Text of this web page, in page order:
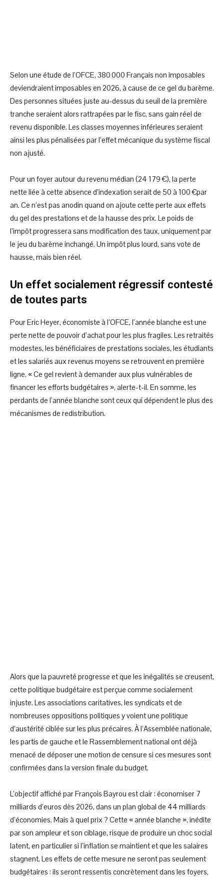
Selon une étude de l’OFCE, 380 000 Français non imposables
deviendraient imposables en 2026, à cause de ce gel du barème.
Des personnes situées juste au-dessus du seuil de la première
tranche seraient alors rattrapées par le fisc, sans gain réel de
revenu disponible. Les classes moyennes inférieures seraient
ainsi les plus pénalisées par l’effet mécanique du système fiscal
non ajusté.
Pour un foyer autour du revenu médian (24 179 €), la perte
nette liée à cette absence d’indexation serait de 50 à 100 €par
an. Ce n’est pas anodin quand on ajoute cette perte aux effets
du gel des prestations et de la hausse des prix. Le poids de
l’impôt progressera sans modification des taux, uniquement par
le jeu du barème inchangé. Un impôt plus lourd, sans vote de
hausse, mais bien réel.
Un effet socialement régressif contesté
de toutes parts
Pour Eric Heyer, économiste à l’OFCE, l’année blanche est une
perte nette de pouvoir d’achat pour les plus fragiles. Les retraités
modestes, les bénéficiaires de prestations sociales, les étudiants
et les salariés aux revenus moyens se retrouvent en première
ligne. « Ce gel revient à demander aux plus vulnérables de
financer les efforts budgétaires », alerte-t-il. En somme, les
perdants de l’année blanche sont ceux qui dépendent le plus des
mécanismes de redistribution.
Alors que la pauvreté progresse et que les inégalités se creusent,
cette politique budgétaire est perçue comme socialement
injuste. Les associations caritatives, les syndicats et de
nombreuses oppositions politiques y voient une politique
d’austérité ciblée sur les plus précaires. À l’Assemblée nationale,
les partis de gauche et le Rassemblement national ont déjà
menacé de déposer une motion de censure si ces mesures sont
confirmées dans la version finale du budget.
L’objectif affiché par François Bayrou est clair : économiser 7
milliards d’euros dès 2026, dans un plan global de 44 milliards
d’économies. Mais à quel prix ? Cette « année blanche », inédite
par son ampleur et son ciblage, risque de produire un choc social
latent, en particulier si l’inflation se maintient et que les salaires
stagnent. Les effets de cette mesure ne seront pas seulement
budgétaires : ils seront ressentis concrètement dans les foyers,